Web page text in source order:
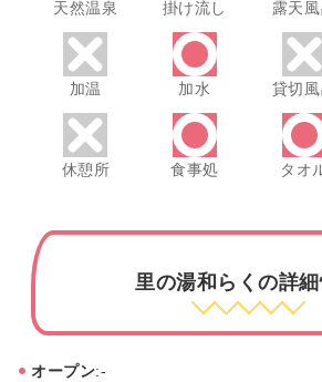
天然温泉 掛け流し 露天風
加温 加水 貸切風
休憩所 食事処 タオ
里の湯和らくの詳
オープン:-